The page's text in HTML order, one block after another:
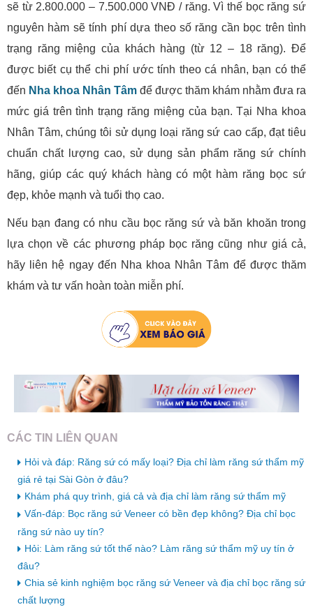
sẽ từ 2.800.000 – 7.500.000 VNĐ / răng. Vì thế bọc răng sứ
nguyên hàm sẽ tính phí dựa theo số răng cần bọc trên tình
trạng răng miệng của khách hàng (từ 12 – 18 răng). Để
được biết cụ thể chi phí ước tính theo cá nhân, bạn có thể
đến Nha khoa Nhân Tâm để được thăm khám nhằm đưa ra
mức giá trên tình trạng răng miệng của bạn. Tại Nha khoa
Nhân Tâm, chúng tôi sử dụng loại răng sứ cao cấp, đạt tiêu
chuẩn chất lượng cao, sử dụng sản phẩm răng sứ chính
hãng, giúp các quý khách hàng có một hàm răng bọc sứ
đẹp, khỏe mạnh và tuổi thọ cao.
Nếu bạn đang có nhu cầu bọc răng sứ và băn khoăn trong
lựa chọn về các phương pháp bọc răng cũng như giá cả,
hãy liên hệ ngay đến Nha khoa Nhân Tâm để được thăm
khám và tư vấn hoàn toàn miễn phí.
CÁC TIN LIÊN QUAN
Hỏi và đáp: Răng sứ có mấy loại? Địa chỉ làm răng sứ thẩm mỹ
giá rẻ tại Sài Gòn ở đâu?
Khám phá quy trình, giá cả và địa chỉ làm răng sứ thẩm mỹ
Vấn-đáp: Bọc răng sứ Veneer có bền đẹp không? Địa chỉ bọc
răng sứ nào uy tín?
Hỏi: Làm răng sứ tốt thế nào? Làm răng sứ thẩm mỹ uy tín ở
đâu?
Chia sẻ kinh nghiệm bọc răng sứ Veneer và địa chỉ bọc răng sứ
chất lượng